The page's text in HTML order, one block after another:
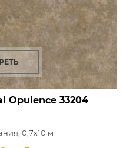
Opulence 33204
0,7x10 м